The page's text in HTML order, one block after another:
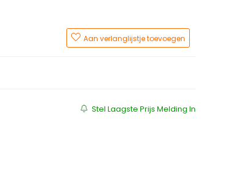
Aan verlanglijstje toevoegen
Stel Laagste Prijs Melding In
€149.95.